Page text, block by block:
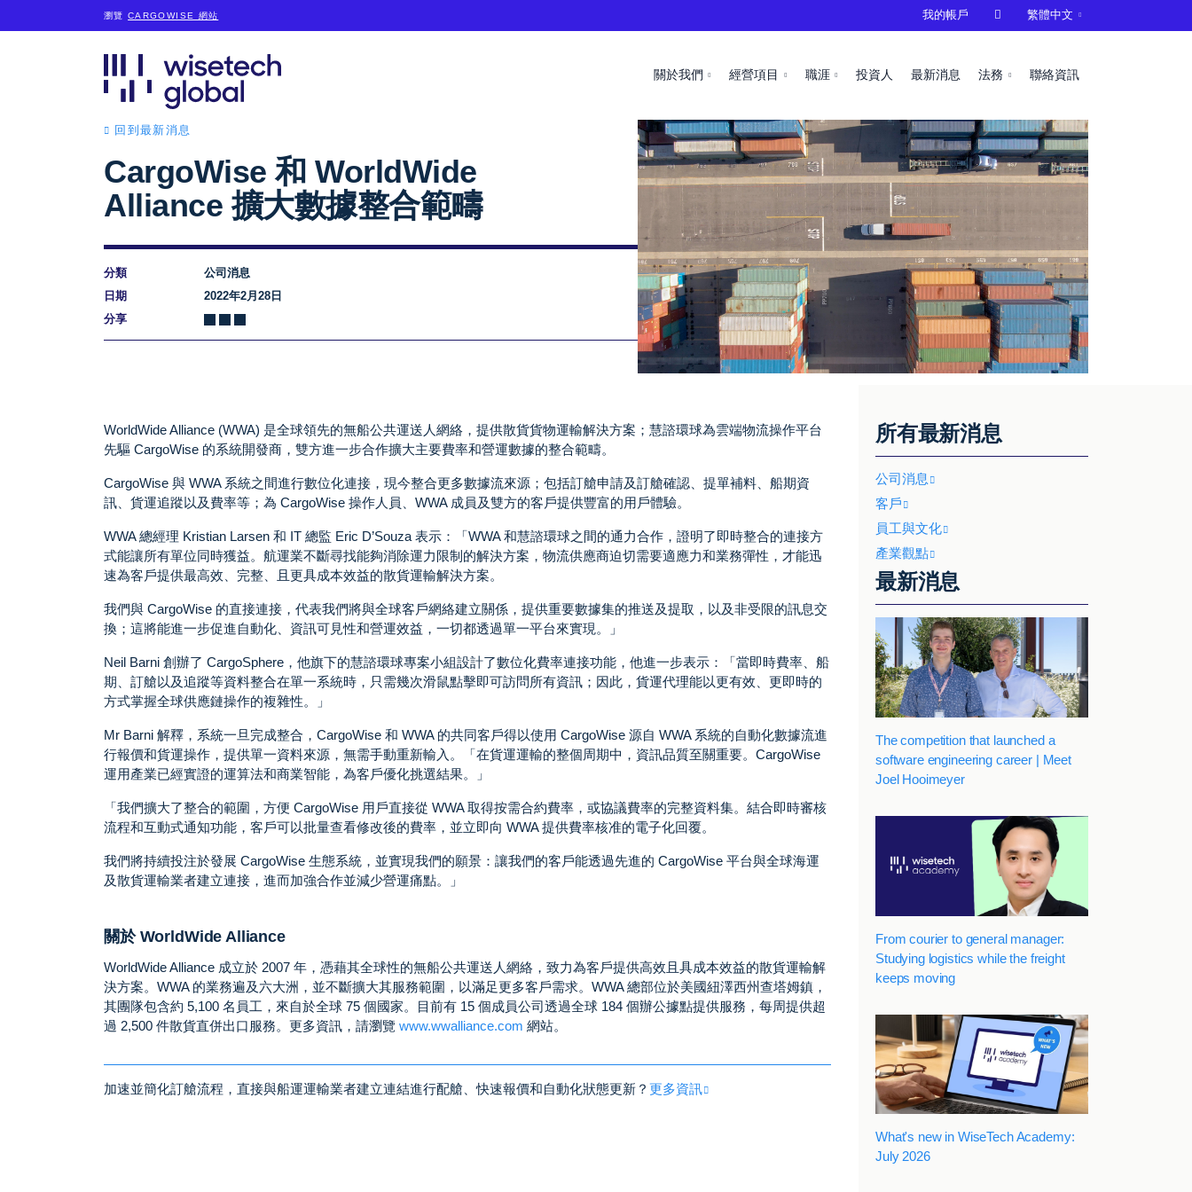
瀏覽CARGOWISE 網站
關於我們 經營項目 職涯 投資人 最新消息 法務 聯絡資訊
我的帳戶  繁體中文
回到最新消息
CargoWise 和 WorldWide
Alliance 擴大數據整合範疇
分類
公司消息
日期
2022年2月28日
分享
WorldWide Alliance (WWA) 是全球領先的無船公共運送人網絡，提供散貨貨物運輸解決方案；慧諮環球為雲端物流操作平台
先驅 CargoWise 的系統開發商，雙方進一步合作擴大主要費率和營運數據的整合範疇。
CargoWise 與 WWA 系統之間進行數位化連接，現今整合更多數據流來源；包括訂艙申請及訂艙確認、提單補料、船期資
訊、貨運追蹤以及費率等；為 CargoWise 操作人員、WWA 成員及雙方的客戶提供豐富的用戶體驗。
WWA 總經理 Kristian Larsen 和 IT 總監 Eric D’Souza 表示：「WWA 和慧諮環球之間的通力合作，證明了即時整合的連接方
式能讓所有單位同時獲益。航運業不斷尋找能夠消除運力限制的解決方案，物流供應商迫切需要適應力和業務彈性，才能迅
速為客戶提供最高效、完整、且更具成本效益的散貨運輸解決方案。
我們與 CargoWise 的直接連接，代表我們將與全球客戶網絡建立關係，提供重要數據集的推送及提取，以及非受限的訊息交
換；這將能進一步促進自動化、資訊可見性和營運效益，一切都透過單一平台來實現。」
Neil Barni 創辦了 CargoSphere，他旗下的慧諮環球專案小組設計了數位化費率連接功能，他進一步表示：「當即時費率、船
期、訂艙以及追蹤等資料整合在單一系統時，只需幾次滑鼠點擊即可訪問所有資訊；因此，貨運代理能以更有效、更即時的
方式掌握全球供應鏈操作的複雜性。」
Mr Barni 解釋，系統一旦完成整合，CargoWise 和 WWA 的共同客戶得以使用 CargoWise 源自 WWA 系統的自動化數據流進
行報價和貨運操作，提供單一資料來源，無需手動重新輸入。「在貨運運輸的整個周期中，資訊品質至關重要。CargoWise
運用產業已經實證的運算法和商業智能，為客戶優化挑選結果。」
「我們擴大了整合的範圍，方便 CargoWise 用戶直接從 WWA 取得按需合約費率，或協議費率的完整資料集。結合即時審核
流程和互動式通知功能，客戶可以批量查看修改後的費率，並立即向 WWA 提供費率核准的電子化回覆。
我們將持續投注於發展 CargoWise 生態系統，並實現我們的願景：讓我們的客戶能透過先進的 CargoWise 平台與全球海運
及散貨運輸業者建立連接，進而加強合作並減少營運痛點。」
關於 WorldWide Alliance
WorldWide Alliance 成立於 2007 年，憑藉其全球性的無船公共運送人網絡，致力為客戶提供高效且具成本效益的散貨運輸解
決方案。WWA 的業務遍及六大洲，並不斷擴大其服務範圍，以滿足更多客戶需求。WWA 總部位於美國紐澤西州查塔姆鎮，
其團隊包含約 5,100 名員工，來自於全球 75 個國家。目前有 15 個成員公司透過全球 184 個辦公據點提供服務，每周提供超
過 2,500 件散貨直併出口服務。更多資訊，請瀏覽 www.wwalliance.com 網站。
加速並簡化訂艙流程，直接與船運運輸業者建立連結進行配艙、快速報價和自動化狀態更新？ 更多資訊
所有最新消息
公司消息
客戶
員工與文化
產業觀點
最新消息
The competition that launched a
software engineering career | Meet
Joel Hooimeyer
From courier to general manager:
Studying logistics while the freight
keeps moving
What's new in WiseTech Academy:
July 2026